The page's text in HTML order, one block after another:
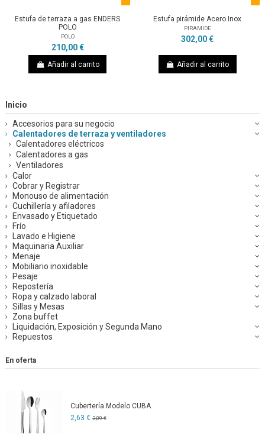
Estufa de terraza a gas ENDERS
POLO
POLO
210,00 €
Añadir al carrito
Estufa pirámide Acero Inox
PIRAMIDE
302,00 €
Añadir al carrito
Inicio
Accesorios para su negocio
Calentadores de terraza y ventiladores
Calentadores eléctricos
Calentadores a gas
Ventiladores
Calor
Cobrar y Registrar
Monouso de alimentación
Cuchillería y afiladores
Envasado y Etiquetado
Frío
Lavado e Higiene
Maquinaria Auxiliar
Menaje
Mobiliario inoxidable
Pesaje
Repostería
Ropa y calzado laboral
Sillas y Mesas
Zona buffet
Liquidación, Exposición y Segunda Mano
Repuestos
En oferta
Cubertería Modelo CUBA
2,63 € 3,09 €